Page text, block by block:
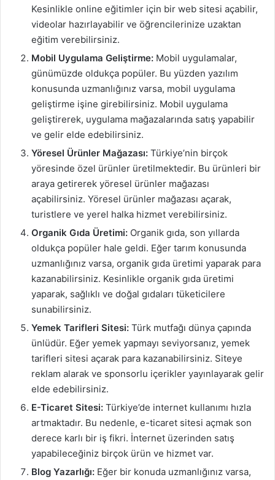
Kesinlikle online eğitimler için bir web sitesi açabilir,
videolar hazırlayabilir ve öğrencilerinize uzaktan
eğitim verebilirsiniz.
Mobil Uygulama Geliştirme: Mobil uygulamalar,
günümüzde oldukça popüler. Bu yüzden yazılım
konusunda uzmanlığınız varsa, mobil uygulama
geliştirme işine girebilirsiniz. Mobil uygulama
geliştirerek, uygulama mağazalarında satış yapabilir
ve gelir elde edebilirsiniz.
Yöresel Ürünler Mağazası: Türkiye’nin birçok
yöresinde özel ürünler üretilmektedir. Bu ürünleri bir
araya getirerek yöresel ürünler mağazası
açabilirsiniz. Yöresel ürünler mağazası açarak,
turistlere ve yerel halka hizmet verebilirsiniz.
Organik Gıda Üretimi: Organik gıda, son yıllarda
oldukça popüler hale geldi. Eğer tarım konusunda
uzmanlığınız varsa, organik gıda üretimi yaparak para
kazanabilirsiniz. Kesinlikle organik gıda üretimi
yaparak, sağlıklı ve doğal gıdaları tüketicilere
sunabilirsiniz.
Yemek Tarifleri Sitesi: Türk mutfağı dünya çapında
ünlüdür. Eğer yemek yapmayı seviyorsanız, yemek
tarifleri sitesi açarak para kazanabilirsiniz. Siteye
reklam alarak ve sponsorlu içerikler yayınlayarak gelir
elde edebilirsiniz.
E-Ticaret Sitesi: Türkiye’de internet kullanımı hızla
artmaktadır. Bu nedenle, e-ticaret sitesi açmak son
derece karlı bir iş fikri. İnternet üzerinden satış
yapabileceğiniz birçok ürün ve hizmet var.
Blog Yazarlığı: Eğer bir konuda uzmanlığınız varsa,